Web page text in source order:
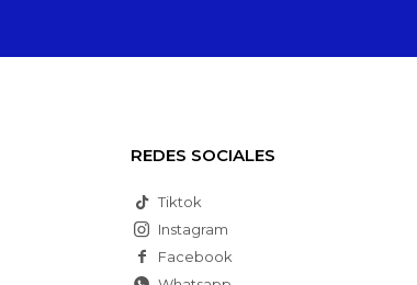
REDES SOCIALES
Tiktok
Facebook
Instagram